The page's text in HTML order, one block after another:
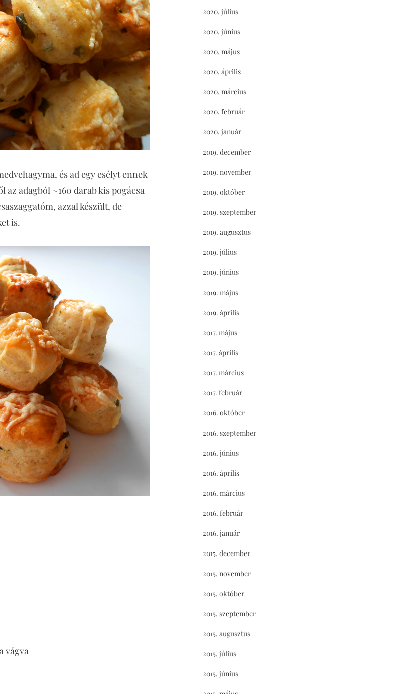
és ad egy esélyt ennek
adagból ~160 darab kis pogácsa
azzal készült, de
is.
vágva
2020. július
2020. június
2020. május
2020. április
2020. március
2020. február
2020. január
2019. december
2019. november
2019. október
2019. szeptember
2019. augusztus
2019. július
2019. június
2019. május
2019. április
2017. május
2017. április
2017. március
2017. február
2016. október
2016. szeptember
2016. június
2016. április
2016. március
2016. február
2016. január
2015. december
2015. november
2015. október
2015. szeptember
2015. augusztus
2015. július
2015. június